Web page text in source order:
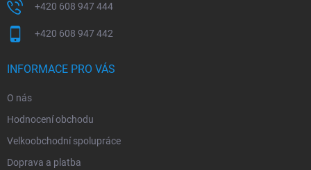
+420 608 947 444
+420 608 947 442
INFORMACE PRO VÁS
O nás
Hodnocení obchodu
Velkoobchodní spolupráce
Doprava a platba